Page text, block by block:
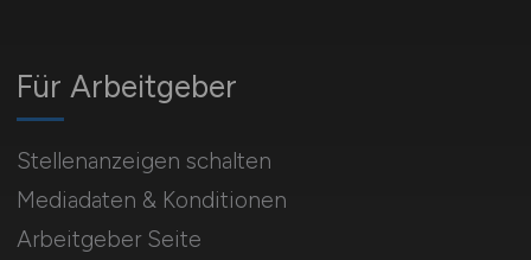
Für Arbeitgeber
Stellenanzeigen schalten
Mediadaten & Konditionen
Arbeitgeber Seite